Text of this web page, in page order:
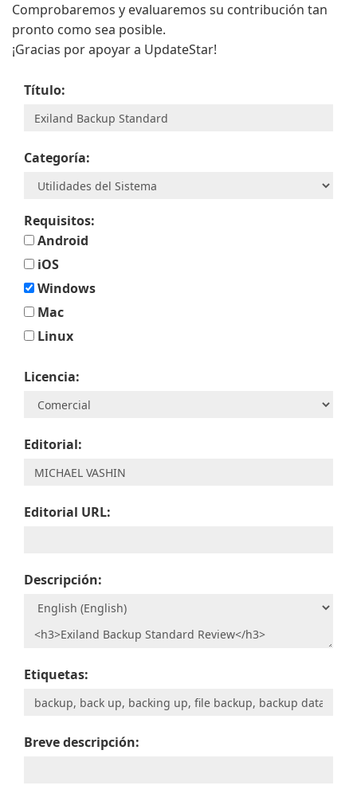
Comprobaremos y evaluaremos su contribución tan
pronto como sea posible.
¡Gracias por apoyar a UpdateStar!
Título:
Categoría:
Requisitos:
Android
iOS
Windows
Mac
Linux
Licencia:
Editorial:
Editorial URL:
Descripción:
Etiquetas:
Breve descripción: